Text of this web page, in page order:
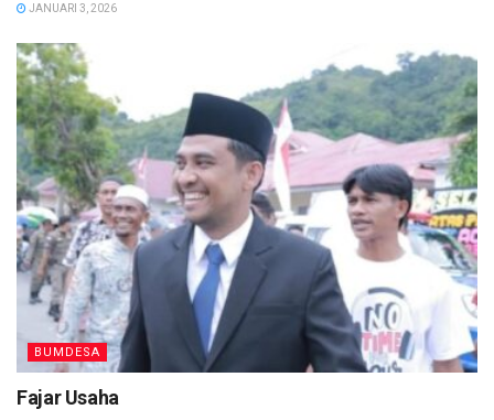
JANUARI 3, 2026
BUMDESA
Fajar Usaha